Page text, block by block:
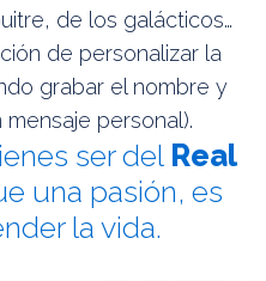
de los galácticos…
de personalizar la
grabar el nombre y
personal).
ser del Real
una pasión, es
la vida.